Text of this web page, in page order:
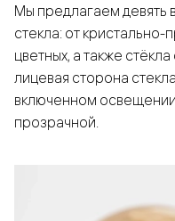
Мы предлагаем девять
стекла: от
цветных, а также
лицевая сторона
включенном
прозрачной.